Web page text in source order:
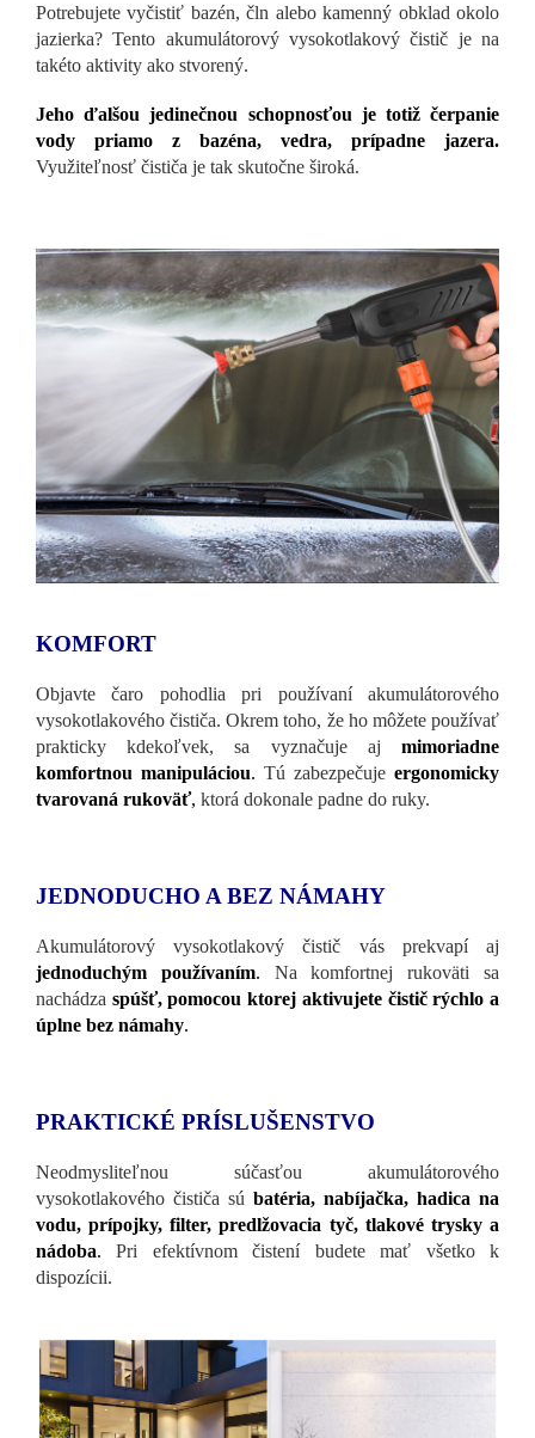
Potrebujete vyčistiť bazén, čln alebo kamenný obklad okolo
jazierka? Tento akumulátorový vysokotlakový čistič je na
takéto aktivity ako stvorený.
Jeho ďalšou jedinečnou schopnosťou je totiž čerpanie
vody priamo z bazéna, vedra, prípadne jazera.
Využiteľnosť čističa je tak skutočne široká.
KOMFORT
Objavte čaro pohodlia pri používaní akumulátorového
vysokotlakového čističa. Okrem toho, že ho môžete používať
prakticky kdekoľvek, sa vyznačuje aj mimoriadne
komfortnou manipuláciou. Tú zabezpečuje ergonomicky
tvarovaná rukoväť, ktorá dokonale padne do ruky.
JEDNODUCHO A BEZ NÁMAHY
Akumulátorový vysokotlakový čistič vás prekvapí aj
jednoduchým používaním. Na komfortnej rukoväti sa
nachádza spúšť, pomocou ktorej aktivujete čistič rýchlo a
úplne bez námahy.
PRAKTICKÉ PRÍSLUŠENSTVO
Neodmysliteľnou súčasťou akumulátorového
vysokotlakového čističa sú batéria, nabíjačka, hadica na
vodu, prípojky, filter, predlžovacia tyč, tlakové trysky a
nádoba. Pri efektívnom čistení budete mať všetko k
dispozícii.